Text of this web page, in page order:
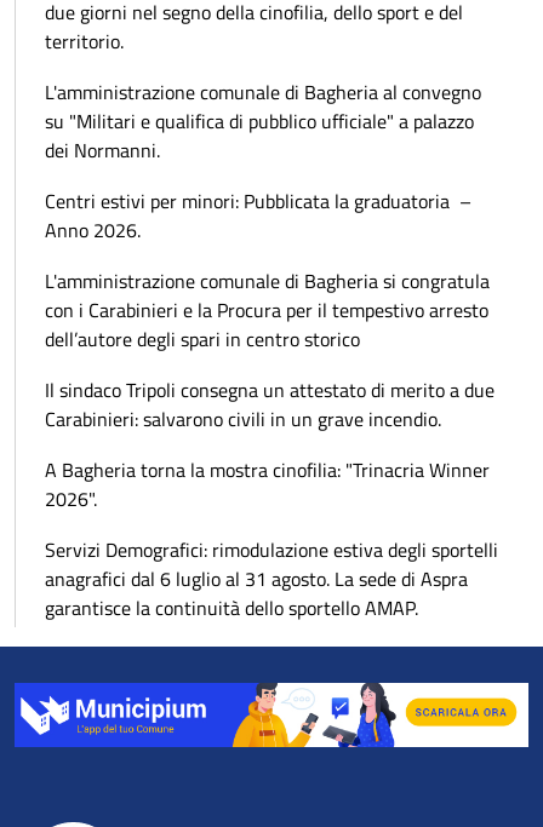
due giorni nel segno della cinofilia, dello sport e del
territorio.
L'amministrazione comunale di Bagheria al convegno
su "Militari e qualifica di pubblico ufficiale" a palazzo
dei Normanni.
Centri estivi per minori: Pubblicata la graduatoria –
Anno 2026.
L'amministrazione comunale di Bagheria si congratula
con i Carabinieri e la Procura per il tempestivo arresto
dell’autore degli spari in centro storico
Il sindaco Tripoli consegna un attestato di merito a due
Carabinieri: salvarono civili in un grave incendio.
A Bagheria torna la mostra cinofilia: "Trinacria Winner
2026".
Servizi Demografici: rimodulazione estiva degli sportelli
anagrafici dal 6 luglio al 31 agosto. La sede di Aspra
garantisce la continuità dello sportello AMAP.